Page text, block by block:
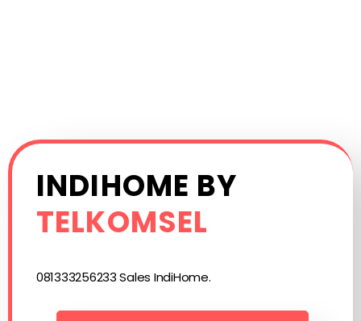
INDIHOME BY
TELKOMSEL
081333256233 Sales IndiHome.